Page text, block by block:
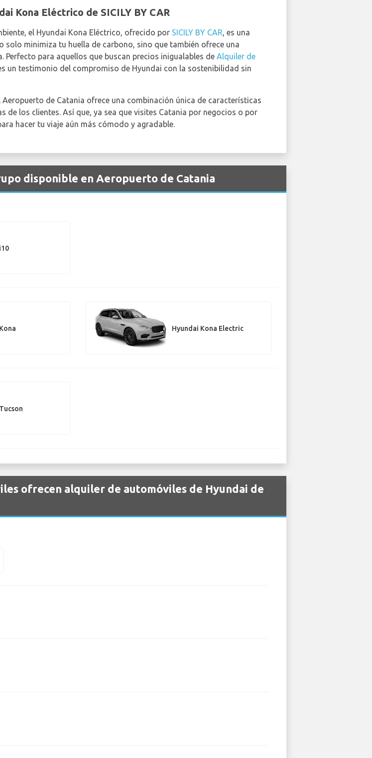
Kona Eléctrico de SICILY BY CAR
el Hyundai Kona Eléctrico, ofrecido por SICILY BY CAR, es una
minimiza tu huella de carbono, sino que también ofrece una
Perfecto para aquellos que buscan precios inigualables de Alquiler de
un testimonio del compromiso de Hyundai con la sostenibilidad sin
de Catania ofrece una combinación única de características
de los clientes. Así que, ya sea que visites Catania por negocios o por
hacer tu viaje aún más cómodo y agradable.
disponible en Aeropuerto de Catania
Hyundai Kona Electric
ofrecen alquiler de automóviles de Hyundai de